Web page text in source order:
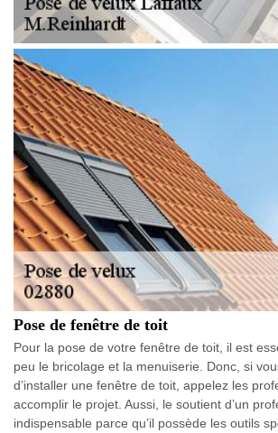
Pose de fenêtre de toit
Pour la pose de votre fenêtre de toit, il est
peu le bricolage et la menuiserie. Donc, si
d’installer une fenêtre de toit, appelez les
accomplir le projet. Aussi, le soutient d’un
indispensable parce qu’il possède les outils